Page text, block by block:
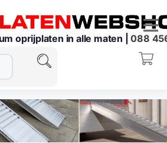
oprijplaten in alle maten |088